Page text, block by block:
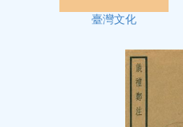
臺灣文化